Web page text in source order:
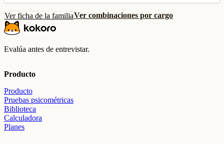
Ver ficha de la familiaVer combinaciones por cargo
Evalúa antes de entrevistar.
Producto
Producto
Pruebas psicométricas
Biblioteca
Calculadora
Planes